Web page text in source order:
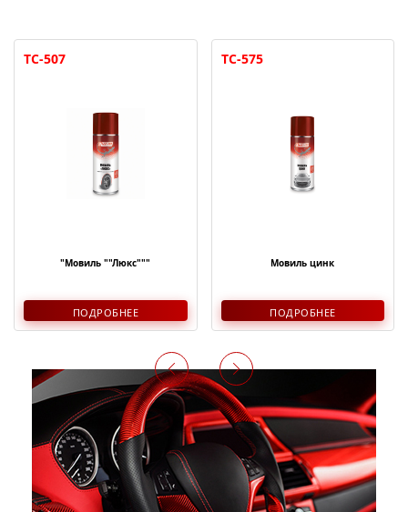
TC-507
"Мовиль ""Люкс"""
ПОДРОБНЕЕ
TC-575
Мовиль цинк
ПОДРОБНЕЕ